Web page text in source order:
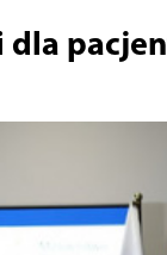
dla